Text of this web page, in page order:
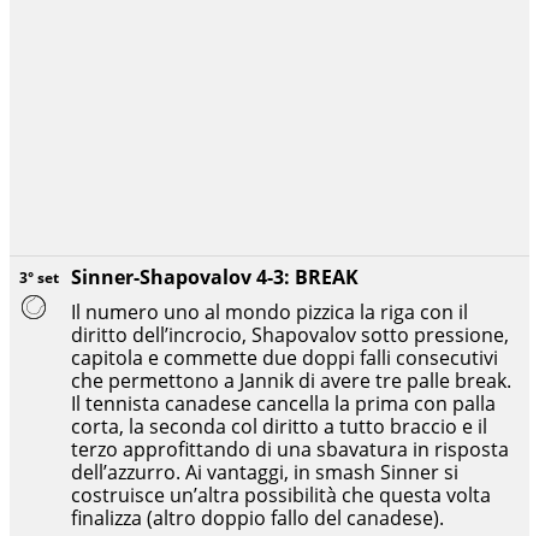
3° set Sinner-Shapovalov 4-3: BREAK
Il numero uno al mondo pizzica la riga con il
diritto dell’incrocio, Shapovalov sotto pressione,
capitola e commette due doppi falli consecutivi
che permettono a Jannik di avere tre palle break.
Il tennista canadese cancella la prima con palla
corta, la seconda col diritto a tutto braccio e il
terzo approfittando di una sbavatura in risposta
dell’azzurro. Ai vantaggi, in smash Sinner si
costruisce un’altra possibilità che questa volta
finalizza (altro doppio fallo del canadese).